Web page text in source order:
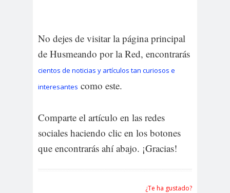
No dejes de visitar la página principal
de Husmeando por la Red, encontrarás
cientos de noticias y artículos tan curiosos e
interesantes como este.
Comparte el artículo en las redes
sociales haciendo clic en los botones
que encontrarás ahí abajo. ¡Gracias!
¿Te ha gustado?